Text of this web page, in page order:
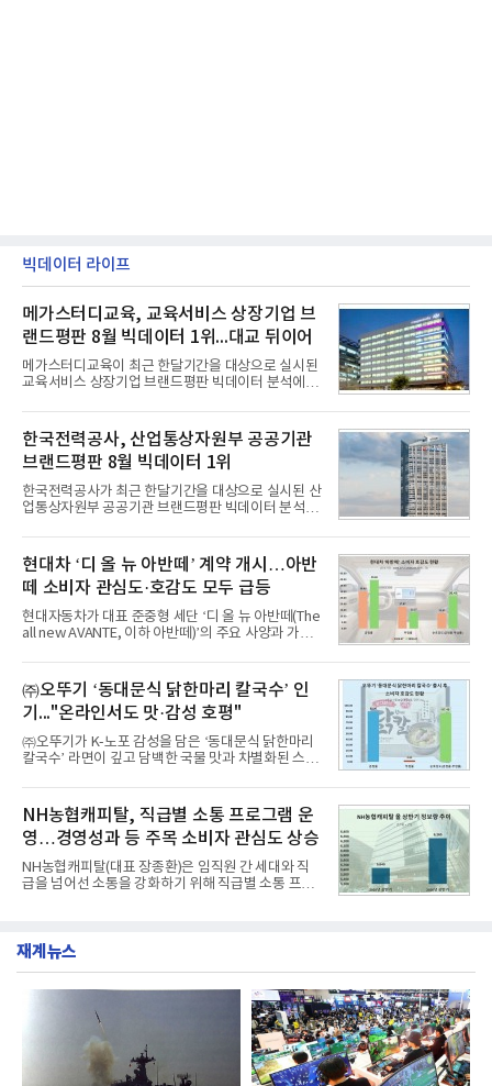
빅데이터 라이프
메가스터디교육, 교육서비스 상장기업 브
랜드평판 8월 빅데이터 1위...대교 뒤이어
메가스터디교육이 최근 한달기간을 대상으로 실시된
교육서비스 상장기업 브랜드평판 빅데이터 분석에서
일 한국기업평판연구소(소장 구창환)는 국내 교육서
비스 상장기업 브랜드를 대상으로 지난 7월 7일부터
8월 7일까지 수집된 소비자 빅데이터 10,074,233건
을 분석한 결과, 메가스터디교육이 브랜드평판지수
1,710,926을 기록하며 8월 1위에 올랐다고 밝혔다.
분석에 활용된 빅데이터는 지난 7월(9,491,206건) 대
비 6.14% 증가한 수치로, 교육서비스 상장기업 브랜
디교육, 대교, 디지
한국전력공사, 산업통상자원부 공공기관
브랜드평판 8월 빅데이터 1위
한국전력공사가 최근 한달기간을 대상으로 실시된 산
업통상자원부 공공기관 브랜드평판 빅데이터 분석에
이 순으로 뒤를 이었다.7일 한국기업평판연구소(소장
구창환)는 산업통상자원부 공공기관 41개 브랜드를
대상으로 지난 7월 7일부터 8월 7일까지 수집된 소비
자 빅데이터 91,102,549건을 분석한 결과, 한국전력
공사가 브랜드평판지수 10,670,633을 기록하며 8월
1위에 올랐다고 밝혔다. 분석에 활용된 빅데이터는 지
난 7월(88,893,823건) 대비 2.48% 증가한 수치다.연
수력원자력, 한국석
현대차 ‘디 올 뉴 아반떼’ 계약 개시…아반
떼 소비자 관심도·호감도 모두 급등
현대자동차가 대표 준중형 세단 ‘디 올 뉴 아반떼(The
all new AVANTE, 이하 아반떼)’의 주요 사양과 가격
떼는 6년 만에 선보이는 8세대 완전변경 모델로, ▲정
교한 선과 면을 중심으로 완성한 파격적인 디자인 ▲
과거 중형 세단 수준으로 확대된 차체 제원 ▲글로벌
최고 수준의 안전성 ▲성능과 효율을 동시에 높인 주
행 완성도 ▲첨단 편의 및 디지털 사양 적용 등을 통해
글로벌 준중형 세단의 새로운 기준을 세웠다.아반떼
는 가솔린 2.0과 1.6 하이브리드 두 가지 파워트레인
넘
㈜오뚜기 ‘동대문식 닭한마리 칼국수’ 인
기..."온라인서도 맛·감성 호평"
㈜오뚜기가 K-노포 감성을 담은 ‘동대문식 닭한마리
칼국수’ 라면이 깊고 담백한 국물 맛과 차별화된 스토
혔다.‘동대문식 닭한마리 칼국수’는 예상을 뛰어넘는
소비자 호응에 힘입어 지난 7월 13일 첫 선을 보인 지
단 18일 만에 누적 판매량 50만 개를 돌파하는 성과를
거두었다.이번 신제품은 개발진이 전국의 닭한마리
전문점을 직접 찾아 다니며 최적의 육수 비율을 완성
했다. 자극적이지 않으면서도 깊은 닭육수에 마늘의
개운한 풍미를 더했으며, 국물이 잘 배어들면서도 쫄
서도
NH농협캐피탈, 직급별 소통 프로그램 운
영…경영성과 등 주목 소비자 관심도 상승
NH농협캐피탈(대표 장종환)은 임직원 간 세대와 직
급을 넘어선 소통을 강화하기 위해 직급별 소통 프로
영지원부 홍보팀과 2026년 새로이(e)＊가 공동 주관
쳐 진행됐다.참고로 새로이(e)는 NH농협캐피탈 MZ
세대들로(과장~계장) 구성된 자율 참여조직으로, 조
직문화 혁신과 업무 효율성 향상을 위한 다양한 활동
을 추진하며,새로운 변화와 이로운 영향력을 조직전
반에 전파하는 역할
재계뉴스